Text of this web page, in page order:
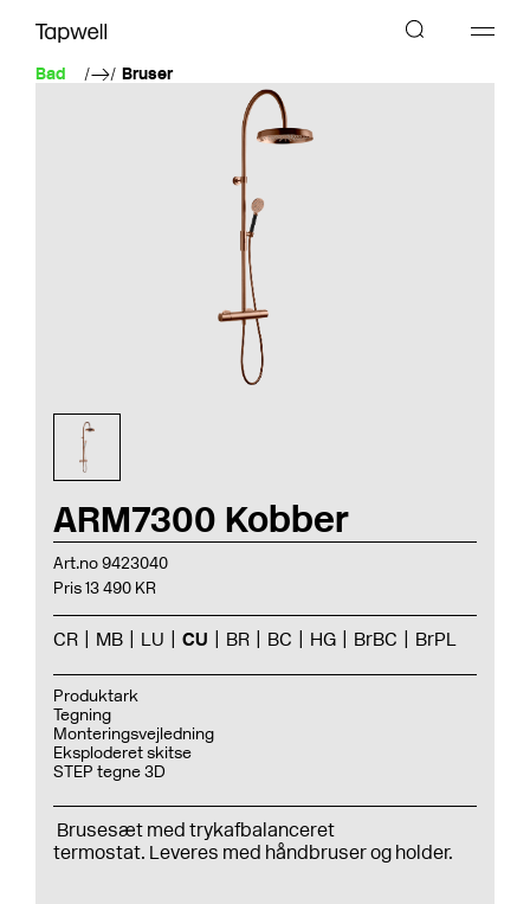
Bad Bruser
ARM7300 Kobber
Art.no 9423040
Pris 13 490 KR
CR MB LU CU BR BC HG BrBC BrPL
Produktark
Tegning
Monteringsvejledning
Eksploderet skitse
STEP tegne 3D
Brusesæt med trykafbalanceret
termostat. Leveres med håndbruser og holder.